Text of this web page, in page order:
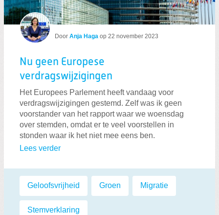
Door Anja Haga op 22 november 2023
Nu geen Europese
verdragswijzigingen
Het Europees Parlement heeft vandaag voor
verdragswijzigingen gestemd. Zelf was ik geen
voorstander van het rapport waar we woensdag
over stemden, omdat er te veel voorstellen in
stonden waar ik het niet mee eens ben.
Lees verder
Labels:
Geloofsvrijheid Groen Migratie
Stemverklaring